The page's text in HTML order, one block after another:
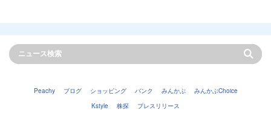
Peachy ブログ ショッピング バンク みんかぶ
みんかぶChoice
Kstyle
株探 プレスリリース